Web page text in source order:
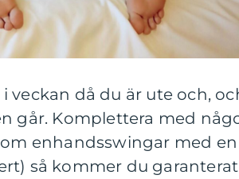
veckan då du är ute och,
går. Komplettera med
enhandsswingar med
så kommer du